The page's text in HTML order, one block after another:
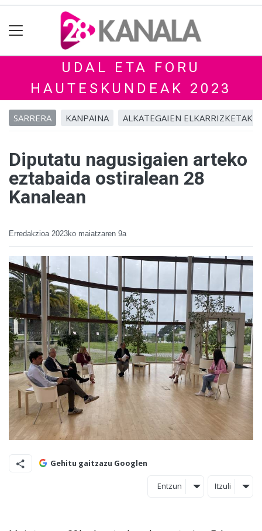
UDAL ETA FORU
HAUTESKUNDEAK 2023
SARRERA KANPAINA ALKATEGAIEN ELKARRIZKETAK
Diputatu nagusigaien arteko
eztabaida ostiralean 28
Kanalean
Erredakzioa 2023ko maiatzaren 9a
Gehitu gaitzazu Googlen
Entzun Itzuli